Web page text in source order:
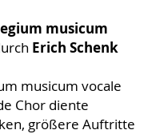
musicum
Erich Schenk
musicum vocale
Chor diente
größere Auftritte